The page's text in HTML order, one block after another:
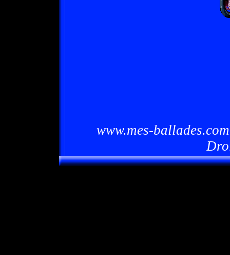
www.mes-